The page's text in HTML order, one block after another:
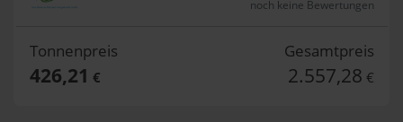
noch keine Bewertungen
Tonnenpreis
426,21 €
Gesamtpreis
2.557,28 €